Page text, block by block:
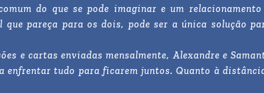
do que se pode imaginar e um
pareça para os dois, pode ser a única solução
e cartas enviadas mensalmente, Alexandre e
enfrentar tudo para ficarem juntos. Quanto à